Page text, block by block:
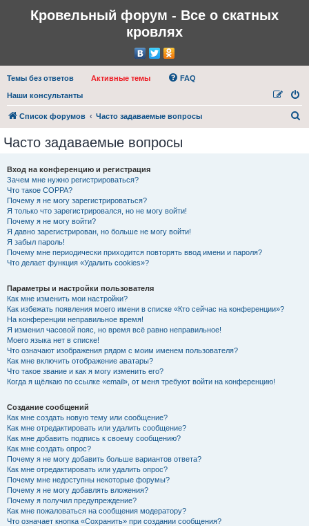
Кровельный форум - Все о скатных
кровлях
Темы без ответов Активные темы FAQ
Наши консультанты
Список форумов Часто задаваемые вопросы
Часто задаваемые вопросы
Вход на конференцию и регистрация
Зачем мне нужно регистрироваться?
Что такое COPPA?
Почему я не могу зарегистрироваться?
Я только что зарегистрировался, но не могу войти!
Почему я не могу войти?
Я давно зарегистрирован, но больше не могу войти!
Я забыл пароль!
Почему мне периодически приходится повторять ввод имени и пароля?
Что делает функция «Удалить cookies»?
Параметры и настройки пользователя
Как мне изменить мои настройки?
Как избежать появления моего имени в списке «Кто сейчас на конференции»?
На конференции неправильное время!
Я изменил часовой пояс, но время всё равно неправильное!
Моего языка нет в списке!
Что означают изображения рядом с моим именем пользователя?
Как мне включить отображение аватары?
Что такое звание и как я могу изменить его?
Когда я щёлкаю по ссылке «email», от меня требуют войти на конференцию!
Создание сообщений
Как мне создать новую тему или сообщение?
Как мне отредактировать или удалить сообщение?
Как мне добавить подпись к своему сообщению?
Как мне создать опрос?
Почему я не могу добавить больше вариантов ответа?
Как мне отредактировать или удалить опрос?
Почему мне недоступны некоторые форумы?
Почему я не могу добавлять вложения?
Почему я получил предупреждение?
Как мне пожаловаться на сообщения модератору?
Что означает кнопка «Сохранить» при создании сообщения?